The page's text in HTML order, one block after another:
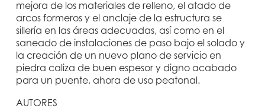
mejora de los materiales de relleno, el atado de
arcos formeros y el anclaje de la estructura se
sillería en las áreas adecuadas, así como en el
saneado de instalaciones de paso bajo el solado y
la creación de un nuevo plano de servicio en
piedra caliza de buen espesor y digno acabado
para un puente, ahora de uso peatonal.
AUTORES